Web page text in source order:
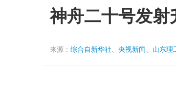
神舟二十号发射
来源： 综合自新华社、央视新闻、山东理